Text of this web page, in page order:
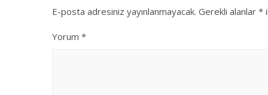
E-posta adresiniz yayınlanmayacak. Gerekli alanlar *
Yorum *